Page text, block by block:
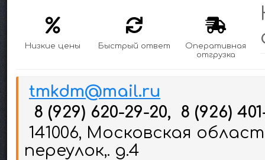
Низкие цены Быстрый ответ
Оперативная
отгрузка
tmkdm@mail.ru
8 (929) 620-29-20, 8 (926)
141006, Московская
переулок,. д.4